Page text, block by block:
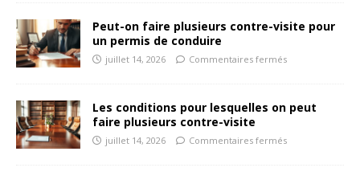
Peut-on faire plusieurs contre-visite pour
un permis de conduire
juillet 14, 2026 Commentaires fermés
Les conditions pour lesquelles on peut
faire plusieurs contre-visite
juillet 14, 2026 Commentaires fermés